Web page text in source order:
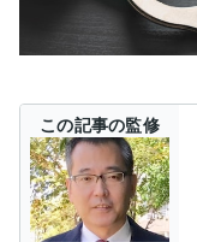
この記事の監修